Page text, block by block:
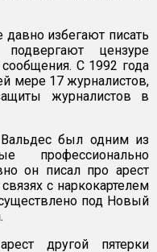
избегают писать
цензуре
С 1992 года
мере 17 журналистов,
журналистов в
был одним из
профессионально
он писал про арест
с наркокартелем
под Новый
другой пятерки